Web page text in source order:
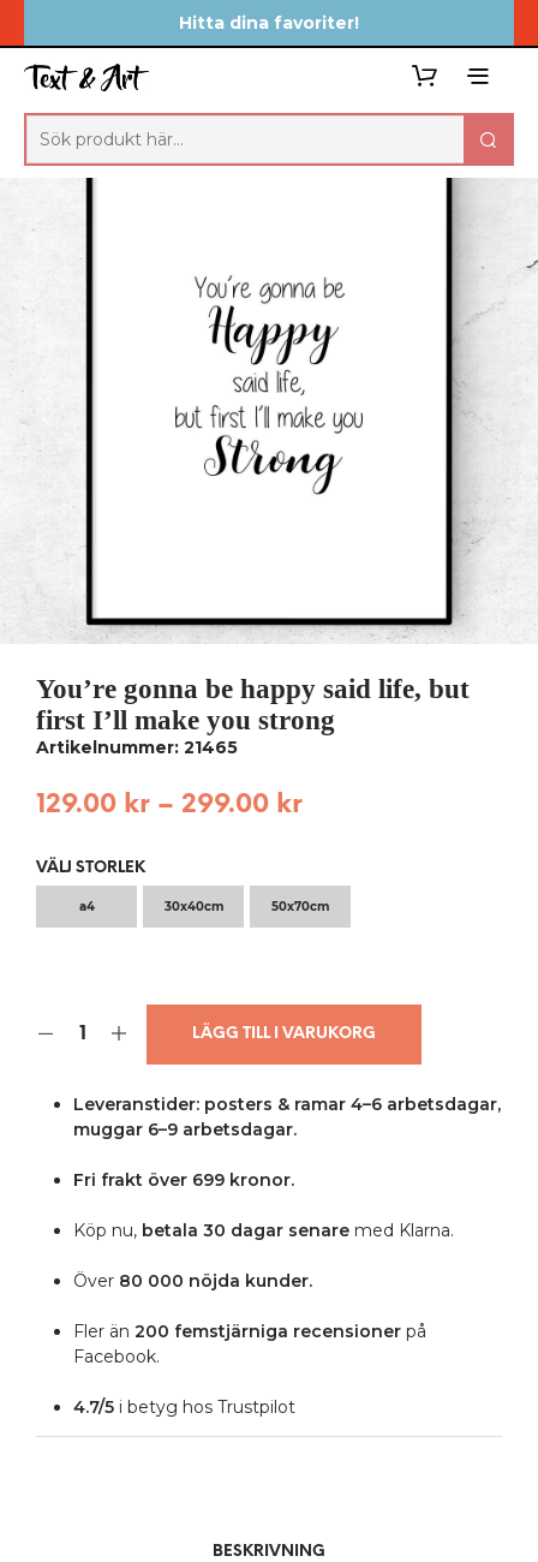
Hitta dina favoriter!
You’re gonna be happy said life, but
first I’ll make you strong
Artikelnummer: 21465
129.00 kr – 299.00 kr
VÄLJ STORLEK
a4 30x40cm 50x70cm
LÄGG TILL I VARUKORG
Leveranstider: posters & ramar 4–6 arbetsdagar,
muggar 6–9 arbetsdagar.
Fri frakt över 699 kronor.
Köp nu,betala 30 dagar senaremed Klarna.
Över 80 000 nöjda kunder.
Fler än 200 femstjärniga recensionerpå
Facebook.
4.7/5i betyg hos Trustpilot
BESKRIVNING